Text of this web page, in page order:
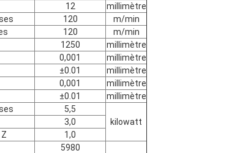
12
millimètre
120
m/min
120
m/min
1250
millimètre
0,001
millimètre
±0.01
millimètre
0,001
millimètre
±0.01 millimètre
5,5
kilowatt
3,0
1,0
5980